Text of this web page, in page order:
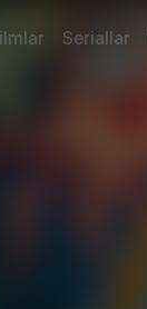
Seriallar